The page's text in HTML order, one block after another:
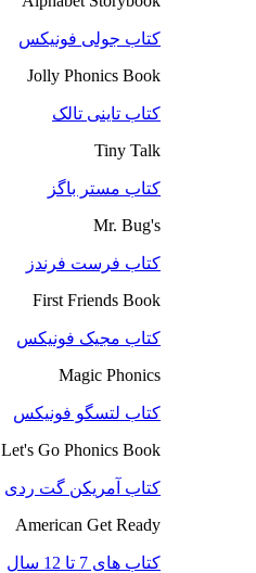
کتاب جولی فونیکس
Jolly Phonics Book
کتاب تاینی تالک
Tiny Talk
کتاب مستر باگز
Mr. Bug's
کتاب فرست فرندز
First Friends Book
کتاب مجیک فونیکس
Magic Phonics
کتاب لتسگو فونیکس
Let's Go Phonics Book
کتاب آمریکن گت ردی
American Get Ready
کتاب های 7 تا 12 سال